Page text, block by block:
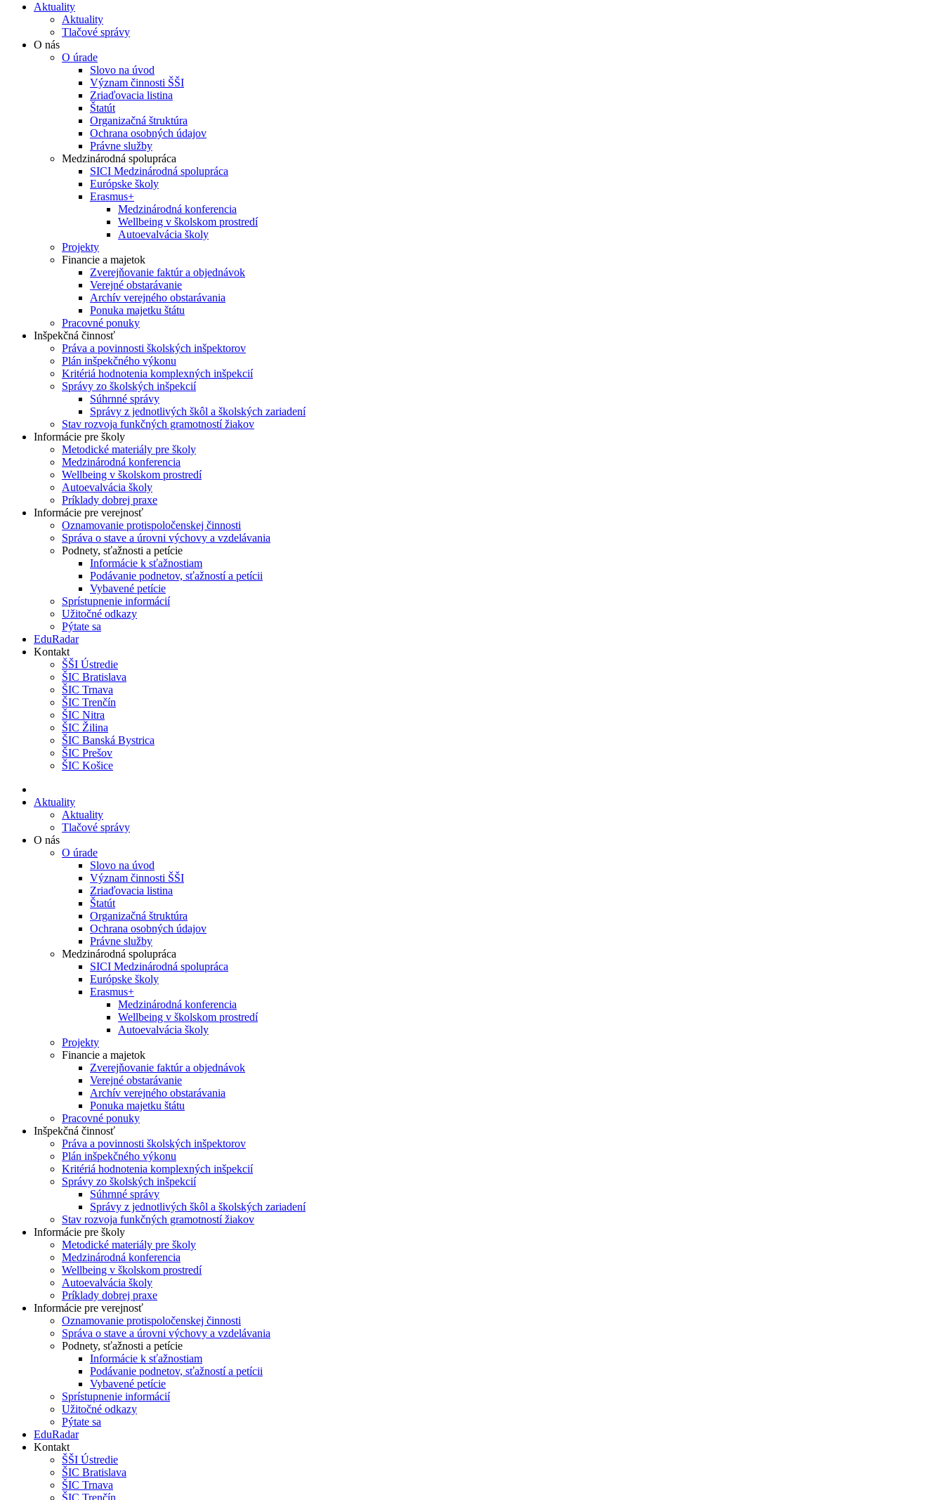
Aktuality
Aktuality
Tlačové správy
O nás
O úrade
Slovo na úvod
Význam činnosti ŠŠI
Zriaďovacia listina
Štatút
Organizačná štruktúra
Ochrana osobných údajov
Právne služby
Medzinárodná spolupráca
SICI Medzinárodná spolupráca
Európske školy
Erasmus+
Medzinárodná konferencia
Wellbeing v školskom prostredí
Autoevalvácia školy
Projekty
Financie a majetok
Zverejňovanie faktúr a objednávok
Verejné obstarávanie
Archív verejného obstarávania
Ponuka majetku štátu
Pracovné ponuky
Inšpekčná činnosť
Práva a povinnosti školských inšpektorov
Plán inšpekčného výkonu
Kritériá hodnotenia komplexných inšpekcií
Správy zo školských inšpekcií
Súhrnné správy
Správy z jednotlivých škôl a školských zariadení
Stav rozvoja funkčných gramotností žiakov
Informácie pre školy
Metodické materiály pre školy
Medzinárodná konferencia
Wellbeing v školskom prostredí
Autoevalvácia školy
Príklady dobrej praxe
Informácie pre verejnosť
Oznamovanie protispoločenskej činnosti
Správa o stave a úrovni výchovy a vzdelávania
Podnety, sťažnosti a petície
Informácie k sťažnostiam
Podávanie podnetov, sťažností a petícii
Vybavené petície
Sprístupnenie informácií
Užitočné odkazy
Pýtate sa
EduRadar
Kontakt
ŠŠI Ústredie
ŠIC Bratislava
ŠIC Trnava
ŠIC Trenčín
ŠIC Nitra
ŠIC Žilina
ŠIC Banská Bystrica
ŠIC Prešov
ŠIC Košice
Aktuality
Aktuality
Tlačové správy
O nás
O úrade
Slovo na úvod
Význam činnosti ŠŠI
Zriaďovacia listina
Štatút
Organizačná štruktúra
Ochrana osobných údajov
Právne služby
Medzinárodná spolupráca
SICI Medzinárodná spolupráca
Európske školy
Erasmus+
Medzinárodná konferencia
Wellbeing v školskom prostredí
Autoevalvácia školy
Projekty
Financie a majetok
Zverejňovanie faktúr a objednávok
Verejné obstarávanie
Archív verejného obstarávania
Ponuka majetku štátu
Pracovné ponuky
Inšpekčná činnosť
Práva a povinnosti školských inšpektorov
Plán inšpekčného výkonu
Kritériá hodnotenia komplexných inšpekcií
Správy zo školských inšpekcií
Súhrnné správy
Správy z jednotlivých škôl a školských zariadení
Stav rozvoja funkčných gramotností žiakov
Informácie pre školy
Metodické materiály pre školy
Medzinárodná konferencia
Wellbeing v školskom prostredí
Autoevalvácia školy
Príklady dobrej praxe
Informácie pre verejnosť
Oznamovanie protispoločenskej činnosti
Správa o stave a úrovni výchovy a vzdelávania
Podnety, sťažnosti a petície
Informácie k sťažnostiam
Podávanie podnetov, sťažností a petícii
Vybavené petície
Sprístupnenie informácií
Užitočné odkazy
Pýtate sa
EduRadar
Kontakt
ŠŠI Ústredie
ŠIC Bratislava
ŠIC Trnava
ŠIC Trenčín